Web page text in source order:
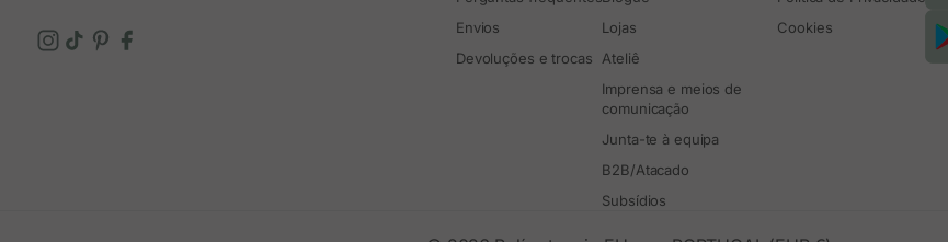
Envios
Devoluções e trocas
Lojas
Ateliê
Imprensa e meios de
comunicação
Junta-te à equipa
B2B/Atacado
Subsídios
Cookies